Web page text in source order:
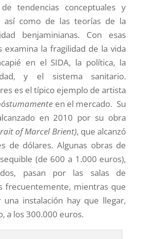
tendencias conceptuales y
así como de las teorías de la
benjaminianas. Con esas
examina la fragilidad de la vida
en el SIDA, la política, la
y el sistema sanitario.
es el típico ejemplo de artista
en el mercado. Su
en 2010 por su obra
of Marcel Brient), que alcanzó
de dólares. Algunas obras de
(de 600 a 1.000 euros),
pasan por las salas de
frecuentemente, mientras que
una instalación hay que llegar,
a los 300.000 euros.